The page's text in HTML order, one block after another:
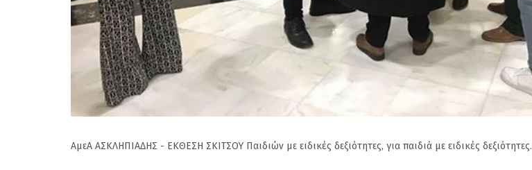
ΑμεΑ ΑΣΚΛΗΠΙΑΔΗΣ - ΕΚΘΕΣΗ ΣΚΙΤΣΟΥ Παιδιών με ειδικές δεξιότητες, για παιδιά με ειδικές δεξιότητες.